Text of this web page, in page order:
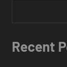
Recent